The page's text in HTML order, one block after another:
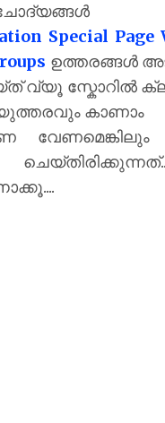
Special Page
ഉത്തരങ്ങൾ
വ്യൂ സ്കോറിൽ
കാണാം